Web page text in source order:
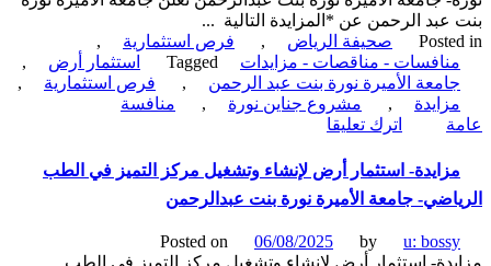
الرحمن عن *المزايدة التالية ...
صحيفة الرياض , فرص استثمارية
,
- مناقصات - مزايدات
Tagged استثمار أرض
,
الأميرة نورة بنت عبد الرحمن
, فرص استثمارية
,
, مشروع جناين نورة ,
منافسة
اترك تعليقاon
مشروع
مزايدة
استثمار
لإنشاء
استثمار أرض لإنشاء وتشغيل مركز التميز في الطب
جامعة الأميرة نورة بنت عبدالرحمن
Posted on 06/08/2025 by
u:
استثمار أرض لإنشاء وتشغيل مركز التميز في الطب